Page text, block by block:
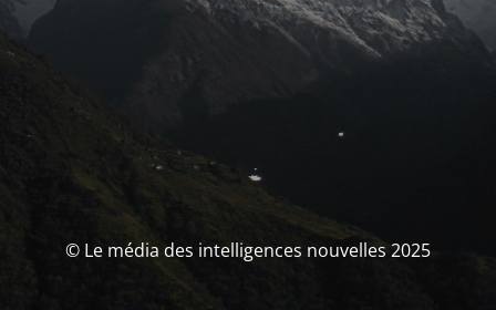
© Le média des intelligences nouvelles 2025